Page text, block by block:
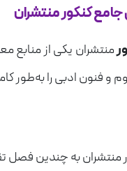
قطع
وزن
کنکور منتشران
منتشران یکی از منابع
و فنون ادبی را
منتشران به چندین